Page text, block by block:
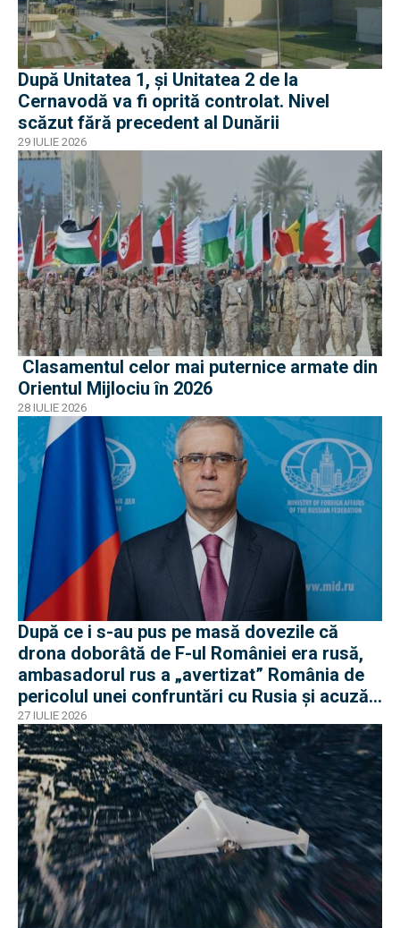
După Unitatea 1, și Unitatea 2 de la
Cernavodă va fi oprită controlat. Nivel
scăzut fără precedent al Dunării
29 IULIE 2026
Clasamentul celor mai puternice armate din
Orientul Mijlociu în 2026
28 IULIE 2026
După ce i s-au pus pe masă dovezile că
drona doborâtă de F-ul României era rusă,
ambasadorul rus a „avertizat” România de
pericolul unei confruntări cu Rusia și acuză
o „înscenare propagandistă”
27 IULIE 2026